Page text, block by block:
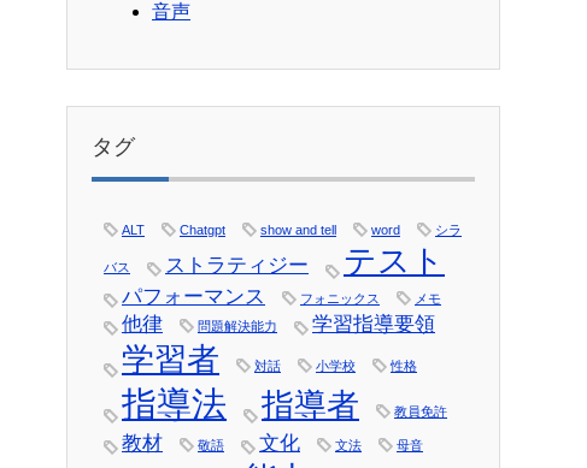
音声
タグ
ALT Chatgpt show and tell word シラ
バス ストラティジー テスト
パフォーマンス フォニックス メモ
他律 問題解決能力 学習指導要領
学習者 対話 小学校 性格
指導法 指導者 教員免許
教材 敬語 文化 文法 母音